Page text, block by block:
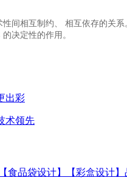
间相互制约、 相互依存的关
决定性的作用。
出彩
术领先
食品袋设计】【彩盒设计